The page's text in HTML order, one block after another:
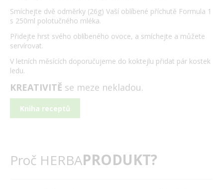
Smíchejte dvě odměrky (26g) Vaší oblíbené příchutě Formula 1
s 250ml polotučného mléka.
Přidejte hrst svého oblíbeného ovoce, a smíchejte a můžete
servírovat.
V letních měsících doporučujeme do koktejlu přidat pár kostek
ledu.
KREATIVITĚ se meze nekladou.
Kniha receptů
Proč HERBAPRODUKT?